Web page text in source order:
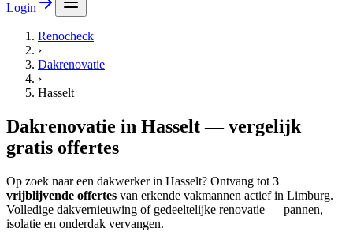
Login
Renocheck
›
Dakrenovatie
›
Hasselt
Dakrenovatie in Hasselt— vergelijk
gratis offertes
Op zoek naareen dakwerkerin Hasselt? Ontvang tot 3
vrijblijvende offertes van erkende vakmannen actief in Limburg.
Volledige dakvernieuwing of gedeeltelijke renovatie — pannen,
isolatie en onderdak vervangen.